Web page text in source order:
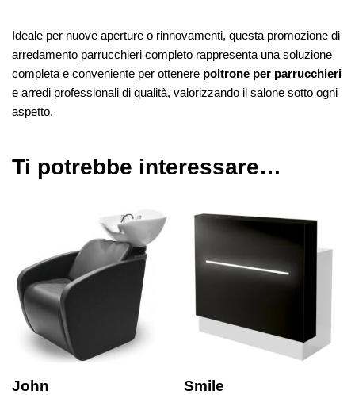
Ideale per nuove aperture o rinnovamenti, questa promozione di
arredamento parrucchieri completo rappresenta una soluzione
completa e conveniente per ottenere poltrone per parrucchieri
e arredi professionali di qualità, valorizzando il salone sotto ogni
aspetto.
Ti potrebbe interessare…
John Smile